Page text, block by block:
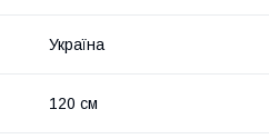
Україна
120 см